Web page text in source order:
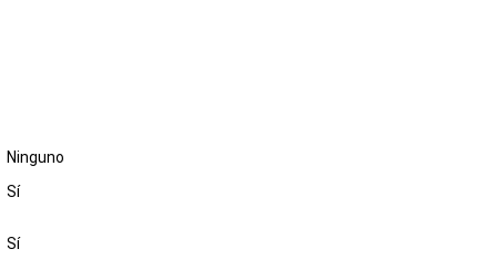
Ninguno
Sí
Sí